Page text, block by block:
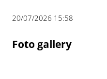
20/07/2026 15:58
Foto gallery